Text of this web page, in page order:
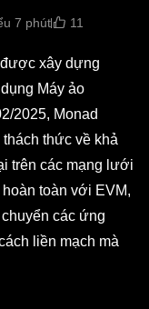
7 phút 11
xây dựng
Máy ảo
2025, Monad
thức về khả
trên các mạng lưới
toàn với EVM,
các ứng
liền mạch mà